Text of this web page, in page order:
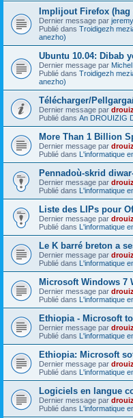
Implijout Firefox (hag
Dernier message par jeremy
Publié dans Troidigezh
anezho)
Ubuntu 10.04: Dibab
Dernier message par Michel
Publié dans Troidigezh
anezho)
Télécharger/
Dernier message par
Publié dans An DROUIZIG
More Than 1 Billion
Dernier message par
Publié dans L'informatique
Pennadoù-skrid
Dernier message par
Publié dans L'informatique
Liste des LIPs pour
Dernier message par
Publié dans L'informatique
Le K barré breton a
Dernier message par
Publié dans L'informatique
Microsoft Windows 7
Dernier message par
Publié dans L'informatique
Ethiopia - Microsoft
Dernier message par
Publié dans L'informatique
Ethiopia: Microsoft
Dernier message par
Publié dans L'informatique
Logiciels en langue
Dernier message par
Publié dans L'informatique